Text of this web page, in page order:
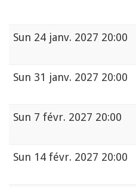
Sun 24 janv. 2027 20:00
Sun 31 janv. 2027 20:00
Sun 7 févr. 2027 20:00
Sun 14 févr. 2027 20:00